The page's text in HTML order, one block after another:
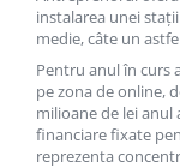
Incalzire si racire
Usi si porti
Constructii
Accesorii gips
instalarea unei
medie, câte un
Pentru anul în curs
pe zona de online,
milioane de lei anul
financiare fixate
reprezenta